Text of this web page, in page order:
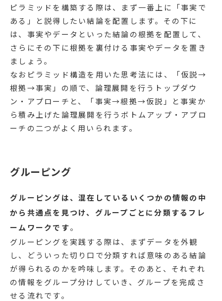
ピラミッドを構築する際は、まず一番上に「事実で
ある」と説得したい結論を配置します。その下に
は、事実やデータといった結論の根拠を配置して、
さらにその下に根拠を裏付ける事実やデータを置き
ましょう。
なおピラミッド構造を用いた思考法には、「仮説→
根拠→事実」の順で、論理展開を行うトップダウ
ン・アプローチと、「事実→根拠→仮説」と事実か
ら積み上げた論理展開を行うボトムアップ・アプロ
ーチの二つがよく用いられます。
グルーピング
グルーピングは、混在しているいくつかの情報の中
から共通点を見つけ、グループごとに分類するフレ
ームワークです。
グルーピングを実践する際は、まずデータを外観
し、どういった切り口で分類すれば意味のある結論
が得られるのかを吟味します。そのあと、それぞれ
の情報をグループ分けしていき、グループを完成さ
せる流れです。